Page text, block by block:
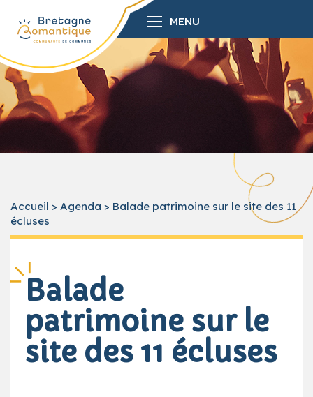
MENU
Accueil > Agenda > Balade patrimoine sur le site des 11
écluses
Balade
patrimoine sur le
site des 11 écluses